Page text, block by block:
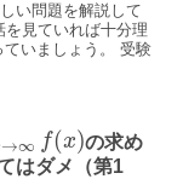
い問題を解説して
見ていれば十分理
いましょう。 受験
→∞ f(x)の求め
はダメ（第1